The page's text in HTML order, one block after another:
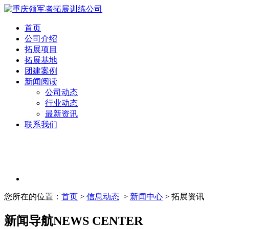
首页
公司介绍
拓展项目
拓展基地
团建案例
新闻阅读
公司动态
行业动态
最新资讯
联系我们
您所在的位置： 首页 > 信息动态 > 新闻中心 > 拓展资讯
新闻导航NEWS CENTER